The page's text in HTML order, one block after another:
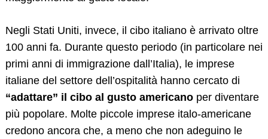
Negli Stati Uniti, invece, il cibo italiano è arrivato oltre
100 anni fa. Durante questo periodo (in particolare nei
primi anni di immigrazione dall’Italia), le imprese
italiane del settore dell’ospitalità hanno cercato di
“adattare” il cibo al gusto americano per diventare
più popolare. Molte piccole imprese italo-americane
credono ancora che, a meno che non adeguino le